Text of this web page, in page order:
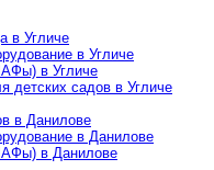
в Угличе
в Угличе
в Угличе
детских садов в Угличе
в Данилове
в Данилове
в Данилове